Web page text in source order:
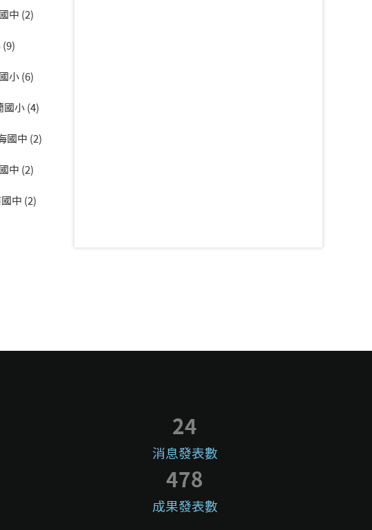
中 (2)
(9)
小 (6)
國小 (4)
國中 (2)
中 (2)
中 (2)
消息發表數
24
成果發表數
478